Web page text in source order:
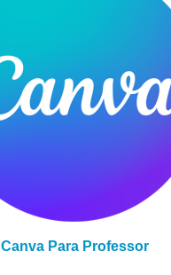
Canva Para Professor